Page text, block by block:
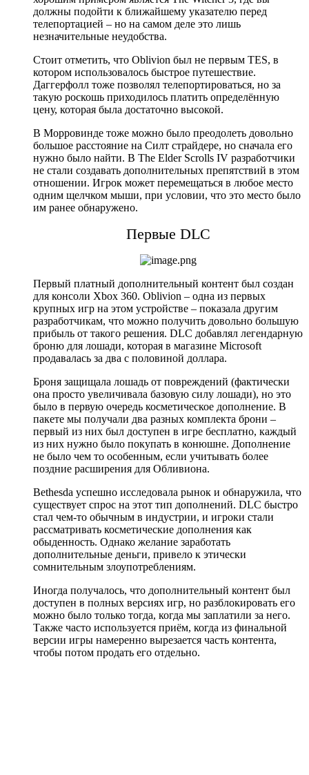
должны подойти к ближайшему указателю перед
телепортацией – но на самом деле это лишь
незначительные неудобства.
Стоит отметить, что Oblivion был не первым TES, в
котором использовалось быстрое путешествие.
Даггерфолл тоже позволял телепортироваться, но за
такую роскошь приходилось платить определённую
цену, которая была достаточно высокой.
В Морровинде тоже можно было преодолеть довольно
большое расстояние на Силт страйдере, но сначала его
нужно было найти. В The Elder Scrolls IV разработчики
не стали создавать дополнительных препятствий в этом
отношении. Игрок может перемещаться в любое место
одним щелчком мыши, при условии, что это место было
им ранее обнаружено.
Первые DLC
Первый платный дополнительный контент был создан
для консоли Xbox 360. Oblivion – одна из первых
крупных игр на этом устройстве – показала другим
разработчикам, что можно получить довольно большую
прибыль от такого решения. DLC добавлял легендарную
броню для лошади, которая в магазине Microsoft
продавалась за два с половиной доллара.
Броня защищала лошадь от повреждений (фактически
она просто увеличивала базовую силу лошади), но это
было в первую очередь косметическое дополнение. В
пакете мы получали два разных комплекта брони –
первый из них был доступен в игре бесплатно, каждый
из них нужно было покупать в конюшне. Дополнение
не было чем то особенным, если учитывать более
поздние расширения для Обливиона.
Bethesda успешно исследовала рынок и обнаружила, что
существует спрос на этот тип дополнений. DLC быстро
стал чем-то обычным в индустрии, и игроки стали
рассматривать косметические дополнения как
обыденность. Однако желание заработать
дополнительные деньги, привело к этически
сомнительным злоупотреблениям.
Иногда получалось, что дополнительный контент был
доступен в полных версиях игр, но разблокировать его
можно было только тогда, когда мы заплатили за него.
Также часто используется приём, когда из финальной
версии игры намеренно вырезается часть контента,
чтобы потом продать его отдельно.